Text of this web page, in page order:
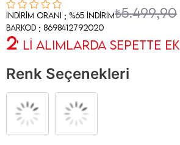
İndirim Oranı : %65 İndirim₺5.499,90
Barkod : 8698412792020
2' Lİ ALIMLARDA SEPETTE EK
Renk Seçenekleri